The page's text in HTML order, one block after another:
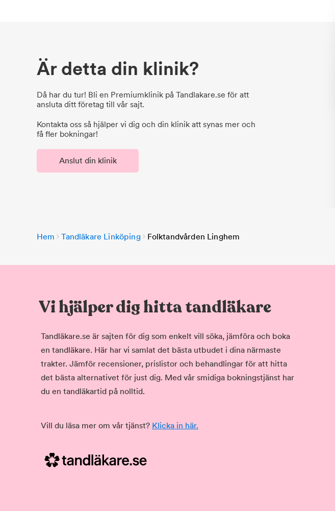
Är detta din klinik?
Då har du tur! Bli en Premiumklinik på Tandlakare.se för att
ansluta ditt företag till vår sajt.
Kontakta oss så hjälper vi dig och din klinik att synas mer och
få fler bokningar!
Anslut din klinik
Hem Tandläkare Linköping Folktandvården Linghem
Vi hjälper dig hitta tandläkare
Tandläkare.se är sajten för dig som enkelt vill söka, jämföra och boka
en tandläkare. Här har vi samlat det bästa utbudet i dina närmaste
trakter. Jämför recensioner, prislistor och behandlingar för att hitta
det bästa alternativet för just dig. Med vår smidiga bokningstjänst har
du en tandläkartid på nolltid.
Vill du läsa mer om vår tjänst? Klicka in här.